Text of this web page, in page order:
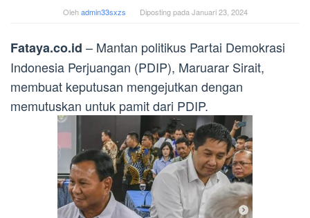
Olehadmin33sxzs Diposting pada Januari 23, 2024
Fataya.co.id – Mantan politikus Partai Demokrasi
Indonesia Perjuangan (PDIP), Maruarar Sirait,
membuat keputusan mengejutkan dengan
memutuskan untuk pamit dari PDIP.